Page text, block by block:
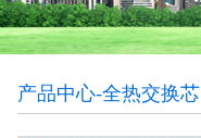
产品中心-全热交换芯